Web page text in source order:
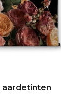
aardetinten